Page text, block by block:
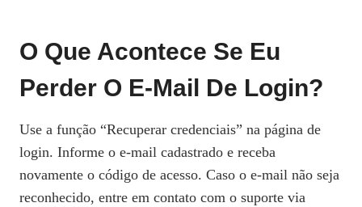
O Que Acontece Se Eu
Perder O E‑mail De Login?
Use a função “Recuperar credenciais” na página de
login. Informe o e‑mail cadastrado e receba
novamente o código de acesso. Caso o e‑mail não seja
reconhecido, entre em contato com o suporte via